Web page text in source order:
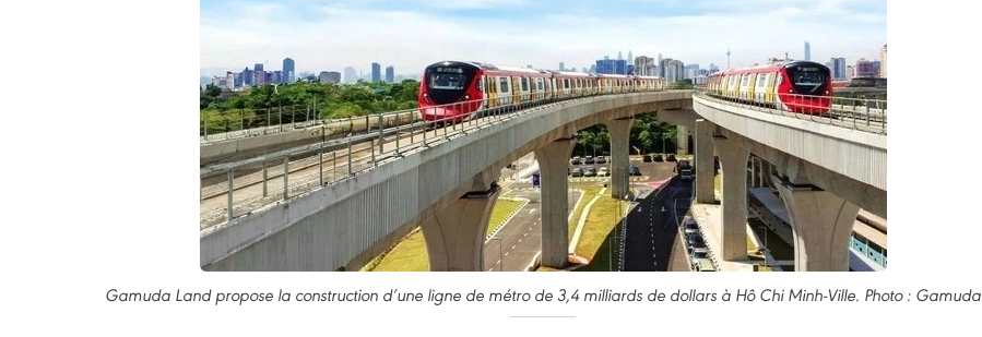
Gamuda Land propose la construction d’une ligne de métro de 3,4 milliards de dollars à Hô Chi Minh-Ville. Photo : Gamuda